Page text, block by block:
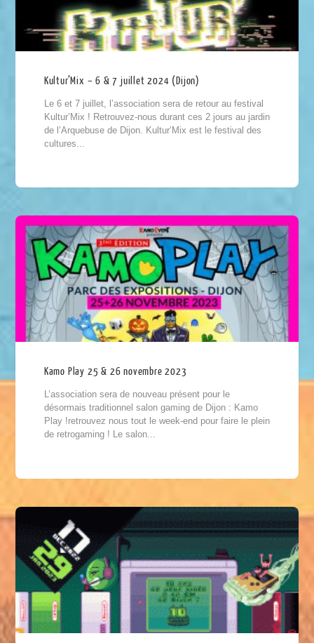
Kultur’Mix – 6 & 7 juillet 2024 (Dijon)
Le 6 et 7 juillet, l’association sera de retour au festival
Kultur’Mix ! Retrouvez-nous durant ces 2 jours au jardin
de l’Arquebuse de Dijon. Kultur’Mix est le festival des
cultures...
Kamo Play 25 & 26 novembre 2023
L’association sera de nouveau présent pour le
désormais traditionnel salon gaming de Dijon : Kamo
Play !retrouvez nous tout le week-end pour faire le plein
de retrogaming ! Le salon...